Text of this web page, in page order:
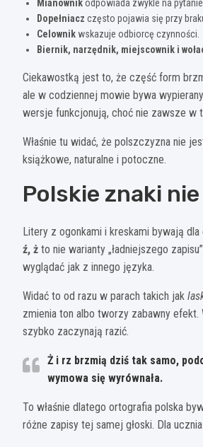
Mianownikodpowiada zwykle na
Dopełniacz często pojawia się przy
Celownik wskazuje odbiorcę czynności.
Biernik, narzędnik, miejscownik i
Ciekawostką jest to, że część form
ale w codziennej mowie bywa
wersje funkcjonują, choć nie zawsze w
Właśnie tu widać, że polszczyzna nie
książkowe, naturalne i potoczne.
Polskie znaki
Litery z ogonkami i kreskami bywają
ź, ż to nie warianty „ładniejszego
wyglądać jak z innego języka.
Widać to od razu w parach takich jak
zmienia ton albo tworzy zabawny
szybko zaczynają razić.
Ż i rz brzmią dziś tak samo,
wymowa się wyrównała.
To właśnie dlatego ortografia polska
różne zapisy tej samej głoski. Dla